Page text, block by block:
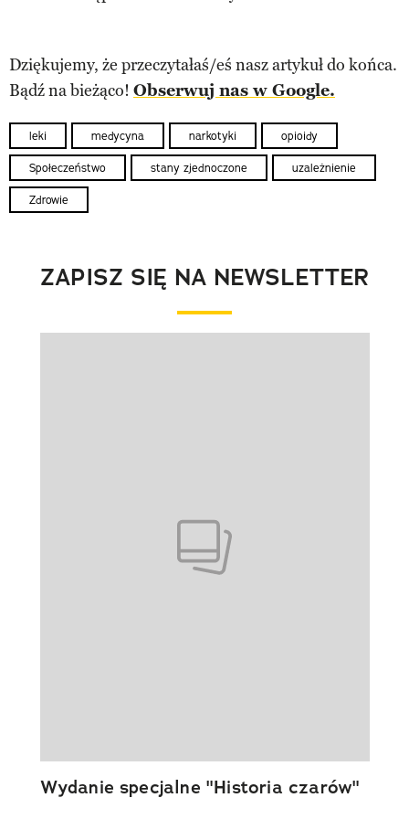
Dziękujemy, że przeczytałaś/eś nasz artykuł do końca.
Bądź na bieżąco! Obserwuj nas w Google.
leki medycyna narkotyki opioidy
Społeczeństwo stany zjednoczone uzależnienie
Zdrowie
ZAPISZ SIĘ NA NEWSLETTER
Wydanie specjalne "Historia czarów"